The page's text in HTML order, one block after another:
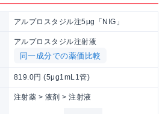
アルプロスタジル注5μg「NIG」
アルプロスタジル注射液
同一成分での薬価比較
819.0円 (5μg1mL1管)
注射薬 > 液剤 > 注射液